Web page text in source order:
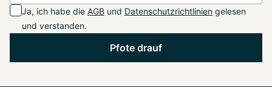
Ja, ich habe die AGB und Datenschutzrichtlinien gelesen
und verstanden.
Pfote drauf